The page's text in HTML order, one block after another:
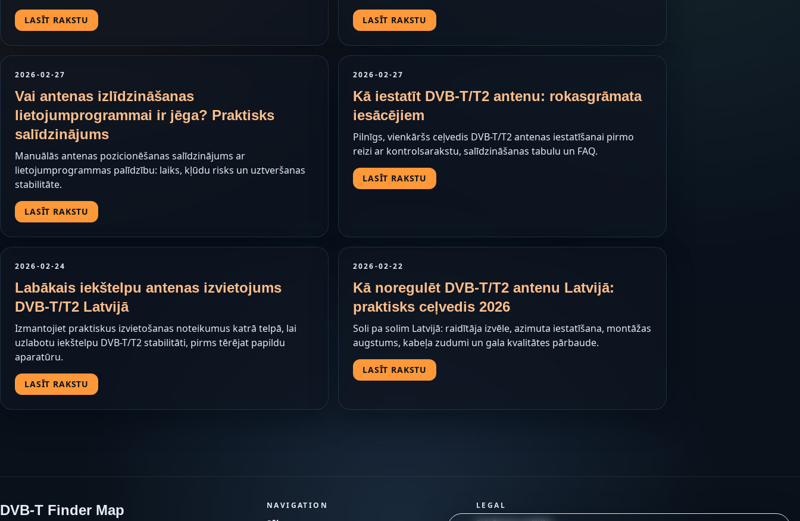
LASĪT RAKSTU LASĪT RAKSTU
2026-02-27
Vai antenas izlīdzināšanas
lietojumprogrammai ir jēga? Praktisks
salīdzinājums
Manuālās antenas pozicionēšanas salīdzinājums ar
lietojumprogrammas palīdzību: laiks, kļūdu risks un uztveršanas
stabilitāte.
LASĪT RAKSTU
2026-02-27
Kā iestatīt DVB-T/T2 antenu: rokasgrāmata
iesācējiem
Pilnīgs, vienkāršs ceļvedis DVB-T/T2 antenas iestatīšanai pirmo
reizi ar kontrolsarakstu, salīdzināšanas tabulu un FAQ.
LASĪT RAKSTU
2026-02-24
Labākais iekštelpu antenas izvietojums
DVB-T/T2 Latvijā
Izmantojiet praktiskus izvietošanas noteikumus katrā telpā, lai
uzlabotu iekštelpu DVB-T/T2 stabilitāti, pirms tērējat papildu
aparatūru.
LASĪT RAKSTU
2026-02-22
Kā noregulēt DVB-T/T2 antenu Latvijā:
praktisks ceļvedis 2026
Soli pa solim Latvijā: raidītāja izvēle, azimuta iestatīšana, montāžas
augstums, kabeļa zudumi un gala kvalitātes pārbaude.
LASĪT RAKSTU
DVB-T Finder Map NAVIGATION LEGAL